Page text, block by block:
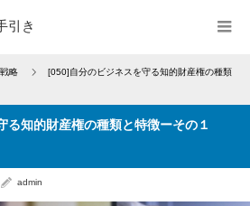
引き
略
[050]自分のビジネスを守る知的財産権の種類
知的財産権の種類と特徴ーその１
admin